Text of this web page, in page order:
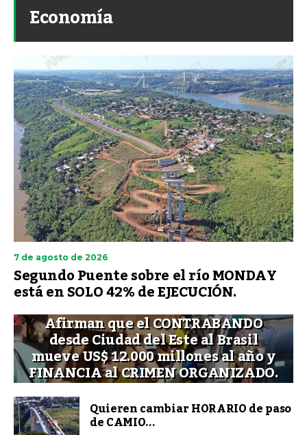
Economía
7 de agosto de 2026
Segundo Puente sobre el río MONDAY
está en SOLO 42% de EJECUCIÓN.
Afirman que el CONTRABANDO
desde Ciudad del Este al Brasil
mueve US$ 12.000 millones al año y
FINANCIA al CRIMEN ORGANIZADO.
Quieren cambiar HORARIO de paso
de CAMIO...